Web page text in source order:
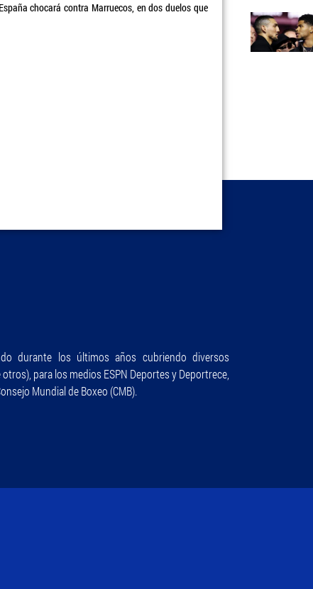
chocará contra Marruecos, en dos duelos que
durante los últimos años cubriendo diversos
para los medios ESPN Deportes y Deportrece,
Mundial de Boxeo (CMB).